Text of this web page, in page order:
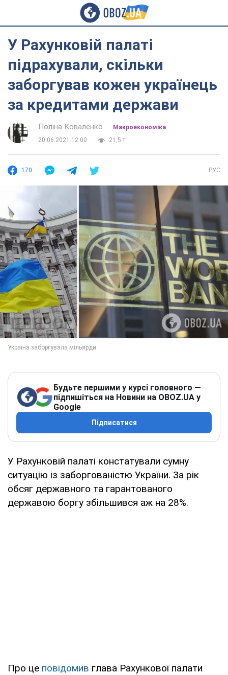
У Рахунковій палаті
підрахували, скільки
заборгував кожен українець
за кредитами держави
Поліна Коваленко
Mакроекономіка
20.06.2021 12:00
21,5 т.
170 РУС
Будьте першими у курсі головного —
підпишіться на Новини на OBOZ.UA у
Google
Підписатися
У Рахунковій палаті констатували сумну
ситуацію із заборгованістю України. За рік
обсяг державного та гарантованого
державою боргу збільшився аж на 28%.
Про це повідомив глава Рахункової палати